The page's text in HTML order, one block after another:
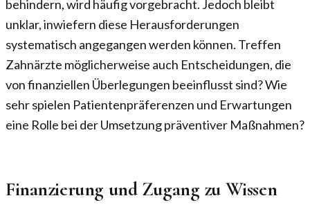
behindern, wird häufig vorgebracht. Jedoch bleibt
unklar, inwiefern diese Herausforderungen
systematisch angegangen werden können. Treffen
Zahnärzte möglicherweise auch Entscheidungen, die
von finanziellen Überlegungen beeinflusst sind? Wie
sehr spielen Patientenpräferenzen und Erwartungen
eine Rolle bei der Umsetzung präventiver Maßnahmen?
Finanzierung und Zugang zu Wissen